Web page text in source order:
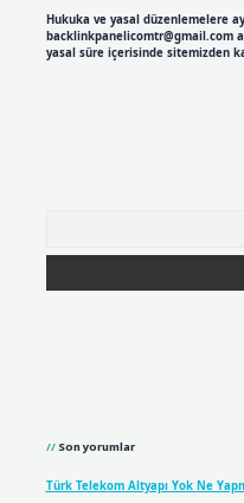
Hukuka ve yasal düzenlemelere
backlinkpanelicomtr@gmail.com
yasal süre içerisinde sitemizden
Son yorumlar
Türk Telekom Altyapı Yok Ne